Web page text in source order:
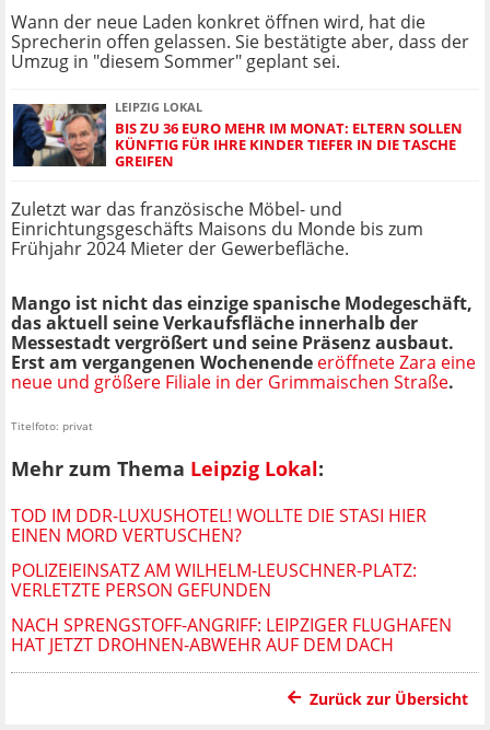
Wann der neue Laden konkret öffnen wird, hat die
Sprecherin offen gelassen. Sie bestätigte aber, dass der
Umzug in "diesem Sommer" geplant sei.
LEIPZIG LOKAL
BIS ZU 36 EURO MEHR IM MONAT: ELTERN SOLLEN
KÜNFTIG FÜR IHRE KINDER TIEFER IN DIE TASCHE
GREIFEN
Zuletzt war das französische Möbel- und
Einrichtungsgeschäfts Maisons du Monde bis zum
Frühjahr 2024 Mieter der Gewerbefläche.
Mango ist nicht das einzige spanische Modegeschäft,
das aktuell seine Verkaufsfläche innerhalb der
Messestadt vergrößert und seine Präsenz ausbaut.
Erst am vergangenen Wochenende eröffnete Zara eine
neue und größere Filiale in der Grimmaischen Straße.
Titelfoto: privat
Mehr zum Thema Leipzig Lokal:
TOD IM DDR-LUXUSHOTEL! WOLLTE DIE STASI HIER
EINEN MORD VERTUSCHEN?
POLIZEIEINSATZ AM WILHELM-LEUSCHNER-PLATZ:
VERLETZTE PERSON GEFUNDEN
NACH SPRENGSTOFF-ANGRIFF: LEIPZIGER FLUGHAFEN
HAT JETZT DROHNEN-ABWEHR AUF DEM DACH
Zurück zur Übersicht